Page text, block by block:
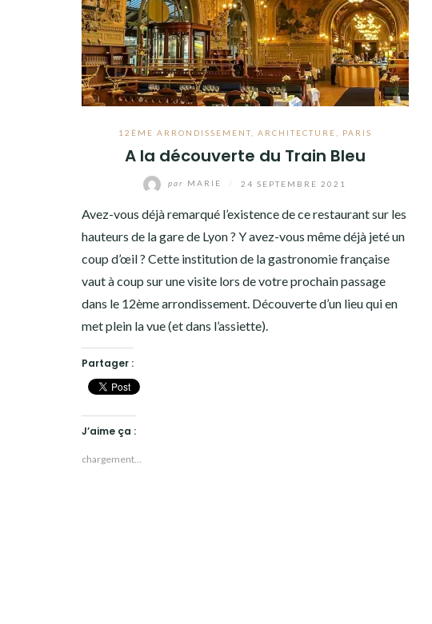
12ÈME ARRONDISSEMENT, ARCHITECTURE PARIS
A la découverte du Train Bleu
par MARIE 24 SEPTEMBRE 2021
Avez-vous déjà remarqué l’existence de ce restaurant sur les
hauteurs de la gare de Lyon ? Y avez-vous même déjà jeté un
coup d’œil ? Cette institution de la gastronomie française
vaut à coup sur une visite lors de votre prochain passage
dans le 12ème arrondissement. Découverte d’un lieu qui en
met plein la vue (et dans l’assiette).
Partager :
J’aime ça :
chargement…